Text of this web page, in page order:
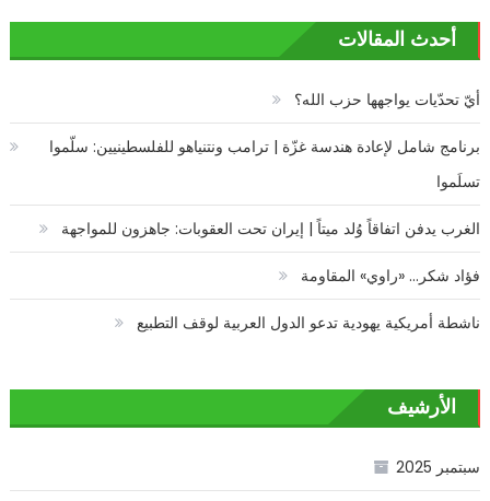
أحدث المقالات
أيّ تحدّيات يواجهها حزب الله؟
برنامج شامل لإعادة هندسة غزّة | ترامب ونتنياهو للفلسطينيين: سلّموا
تسلَموا
الغرب يدفن اتفاقاً وُلد ميتاً | إيران تحت العقوبات: جاهزون للمواجهة
فؤاد شكر… «راوي» المقاومة
ناشطة أمريكية يهودية تدعو الدول العربية لوقف التطبيع
الأرشيف
سبتمبر 2025